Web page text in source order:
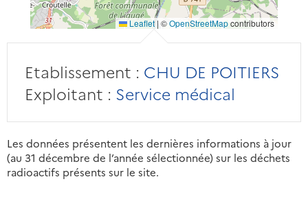
Leaflet | ©OpenStreetMapcontributors
Etablissement : CHU DE POITIERS
Exploitant : Service médical
Les données présentent les dernières informations à jour
(au 31 décembre de l’année sélectionnée) sur les déchets
radioactifs présents sur le site.